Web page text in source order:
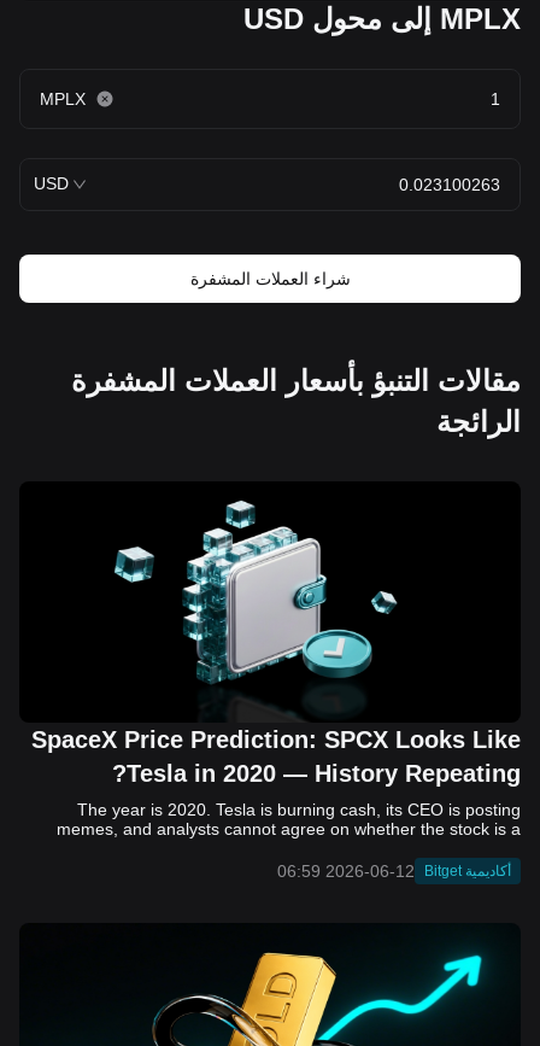
MPLX إلى محول USD
MPLX
USD
شراء العملات المشفرة
مقالات التنبؤ بأسعار العملات المشفرة
الرائجة
SpaceX Price Prediction: SPCX Looks Like
Tesla in 2020 — History Repeating?
The year is 2020. Tesla is burning cash, its CEO is posting memes, and analysts cannot agree on whether the stock is a generational opportunity or an elaborate joke. Now replace Tesla with SpaceX. Replace 2020 with 2026. The debate looks almost identical, and SPCX is set to hit the Nasdaq on June 12. The offering price is $135 per share. The implied valuation is $1.75 trillion. For anyone who watched Tesla run 700% that year, the pattern is hard to unsee. History does not repeat, but it rhymes often enough to pay attention. Before sizing into SPCX on day one, investors need to understand what actually drove Tesla's re-rating, whether SpaceX has the same ingredients, and where the comparison quietly falls apart. That is what this piece covers, with numbers. Five structural parallels that make SPCX feel like TSLA 2020. Five critical differences that could make trade painful. And the exact price levels and execution metrics will tell you whether this rocket clears the atmosphere or comes apart on ascent. Tesla in 2020 — The Flashback Every Investor Needs To understand the TSLA/SPCX parallel, you need to remember what Tesla actually looked like at the start of 2020. Not in hindsight. Through the eyes of a skeptic. Tesla, Inc. (TSLA) Price History Source: Yahoo Finance In January of that year, Tesla was trading at roughly $28 on a split-adjusted basis. The company had just barely posted its first full-year GAAP profit, capping nearly a decade of consecutive annual losses. Revenue was growing fast, but the valuation was already uncomfortable by any conventional measure. The price-to-earnings ratio peaked at 940x by Q4 2020, a number that triggered every value screen on the planet. The bear case was loud and well-reasoned. Tesla was a car company with car-company margins, going up against century-old manufacturers with far deeper pockets. The stock had already run hard. Every rational DCF model said it was overvalued. Then the narrative shifted. Not because of a single earnings beat or a product launch. The market collectively decided that Tesla was not a car company. It was a clean energy platform, a software business, a battery technology leader, and a self-driving AI play, all in one ticker. Once that frame took hold, traditional valuation metrics lost their grip as anchors. Retail investors piled in. Institutional funds that had stayed on the sidelines were forced to buy when Tesla was added to the SP 500 in December. The feedback loop closed hard and fast. By the end of 2020, the stock had risen 743% from its March lows, making it the largest company ever added to the index at the time of inclusion. The lesson is not that Tesla was cheap. It was not. The lesson is that Tesla's 2020 rally had almost nothing to do with fundamentals catching up to price. It was the market repricing the total addressable market and the probability of dominance. That distinction is the entire reason the SPCX conversation is worth having. The Parallel — Why SPCX Feels Like TSLA 2020 The similarities between SpaceX today and Tesla in 2020 are not superficial. They span five structural dimensions that matter to how markets re-rate a stock. The visionary founder effect: Tesla in 2020 was inseparable from Elon Musk. His vision, execution record, and ability to shape investor narratives were central to the thesis. SpaceX in 2026 is similar. Investors are not just buying a launch company; they are buying a vision of a multi-planetary future and a global communications network powered by Starlink. That founder premium is powerful, but it also creates key-person risk. Unprofitable on paper, but the underlying business is real: SpaceX’s headline GAAP losses may appear concerning, but adjusted EBITDA and Starlink’s profitability suggest the core business is already generating substantial economic value. Tesla investors who looked beyond reported losses before 2020 were ultimately rewarded. The question is whether SpaceX merits the same long-term patience. Dominant in a market that is just getting started: Tesla led the EV market just as adoption began accelerating. SpaceX occupies a similar position in the emerging space economy. Starlink has already achieved global scale, while Starship could dramatically lower launch costs if commercial operations mature, potentially reshaping the economics of the entire industry. A valuation that does not make sense on traditional metrics, and may not need to: SpaceX’s valuation appears extreme by conventional measures, much like Tesla’s did in 2020. Traditional valuation frameworks are not necessarily wrong, but when a company is creating a new category, they may fail to capture the scale of future opportunities. Retail conviction meets institutional hesitation: Tesla’s 2020 rally was fueled by strong retail demand and skepticism from many institutional investors. SpaceX could follow a similar path, with intense retail enthusiasm, cautious institutions, and potential future index inclusion creating demand that extends beyond near-term fundamentals. The Bull Case — If History Repeats If the Tesla 2020 parallel holds, what does the upside actually look like in numbers? Starlink's ceiling is much higher than $11.4 billion: Starlink still reaches only a fraction of its addressable market. With Starship enabling faster and cheaper satellite deployment, analysts project Starlink revenue could reach $30 to $50 billion annually by 2030. At a 40% operating margin, that implies $12 to $20 billion in operating profit from Starlink alone. Starship changes the economics of everything: If commercial Starship operations begin in the second half of 2026, the impact goes beyond lower launch costs. It could unlock new markets, accelerate satellite deployment, and reshape the economics of the entire launch industry. Even partial success would imply a much larger company than what traditional valuation models capture today. A Mars mission timeline becomes the narrative re-rating catalyst: Tesla’s re-rating happened when EV adoption moved from fringe to mainstream consensus. For SpaceX, the equivalent moment could come when a credible human Mars transit shifts from vision to scheduled mission. That would be less a financial event than a narrative event, and narrative events are what drive extreme re-ratings. The price target scenarios, modeled on Starlink growth and Starship commercialization, look like this: Scenario Implied Price by 2030 Basis Base Case $200 to $250 Starlink at $25B revenue, 35x EV/Revenue Bull Case $300 to $400 Starlink at $40B plus Starship commercial ops at scale Extreme Bull $500+ Full narrative re-rating plus index inclusion demand shock One more number worth sitting with: if SPCX mirrors Tesla’s exact 2020 to 2021 trajectory, a 700% move from the IPO price implies roughly $1,080 per share and a market cap above $14 trillion. That is not a price target. It is a thought experiment about maximum narrative compression when the market decides a company is no longer just a company, but a civilizational bet. The Bear Case — Where the Analogy Breaks Down The Tesla parallel is compelling, but incomplete. There are five places where the comparison breaks down, and ignoring them is how investors get hurt. SpaceX's biggest customer is the government: Tesla in 2020 was a consumer business with diversified demand from individual buyers. SpaceX is different. A meaningful share of revenue comes from NASA, the Department of Defense, and other government agencies. That makes SpaceX partly a defense and aerospace contractor, with budget, policy, and political risks Tesla never faced. You are buying the economics without the control: Public investors may participate in the upside, but Class A shares carry little meaningful voting power. Elon Musk retains strategic control. That may support the founder premium, but it also means shareholders have limited recourse if priorities shift, attention drifts, or decisions favor long-term missions over near-term profitability. Regulatory risk is structural, not episodic: Tesla faced regulatory scrutiny, but SpaceX depends on approvals for launches, environmental reviews, and commercial space operations. A major launch failure, extended FAA hold, or policy shift could delay Starship, slow Starlink deployment, and damage the growth narrative at the wrong time. The valuation math is genuinely difficult to defend: At a $1.75 trillion valuation, SpaceX is priced as if several major outcomes have already gone right: scaled Starship operations, massive Starlink growth, and a Mars-driven narrative premium. Reasonable base-case valuations sit far below the IPO price, meaning investors are effectively paying for the bull case upfront. The 2022 lesson exists and should not be dismissed: Tesla’s 2020 surge was followed by a brutal 2022 drawdown. The same retail conviction and founder premium that powered the rally became liabilities when sentiment turned. If SPCX follows the Tesla path, investors must account for both the euphoric upside and the volatility that may follow. The Tokenized Futures Signal — What Pre-Market Activity Is Telling Us Before SPCX officially trades on Nasdaq, there is already a market pricing it: the on-chain tokenized futures market on Bitget. Tokenized futures offer a live sentiment read: SPCXUSDT perpetual contracts have created real-time price discovery before the IPO. This matters because the participant base is retail-heavy, global, and conviction-driven, making it a useful signal traditional IPO indicators may miss. Positive funding suggests long-side enthusiasm: If funding rates remain persistently positive, traders are paying a premium to stay long. That points to strong retail conviction and limited short-side p
أكاديمية Bitget 2026-06-12 06:59